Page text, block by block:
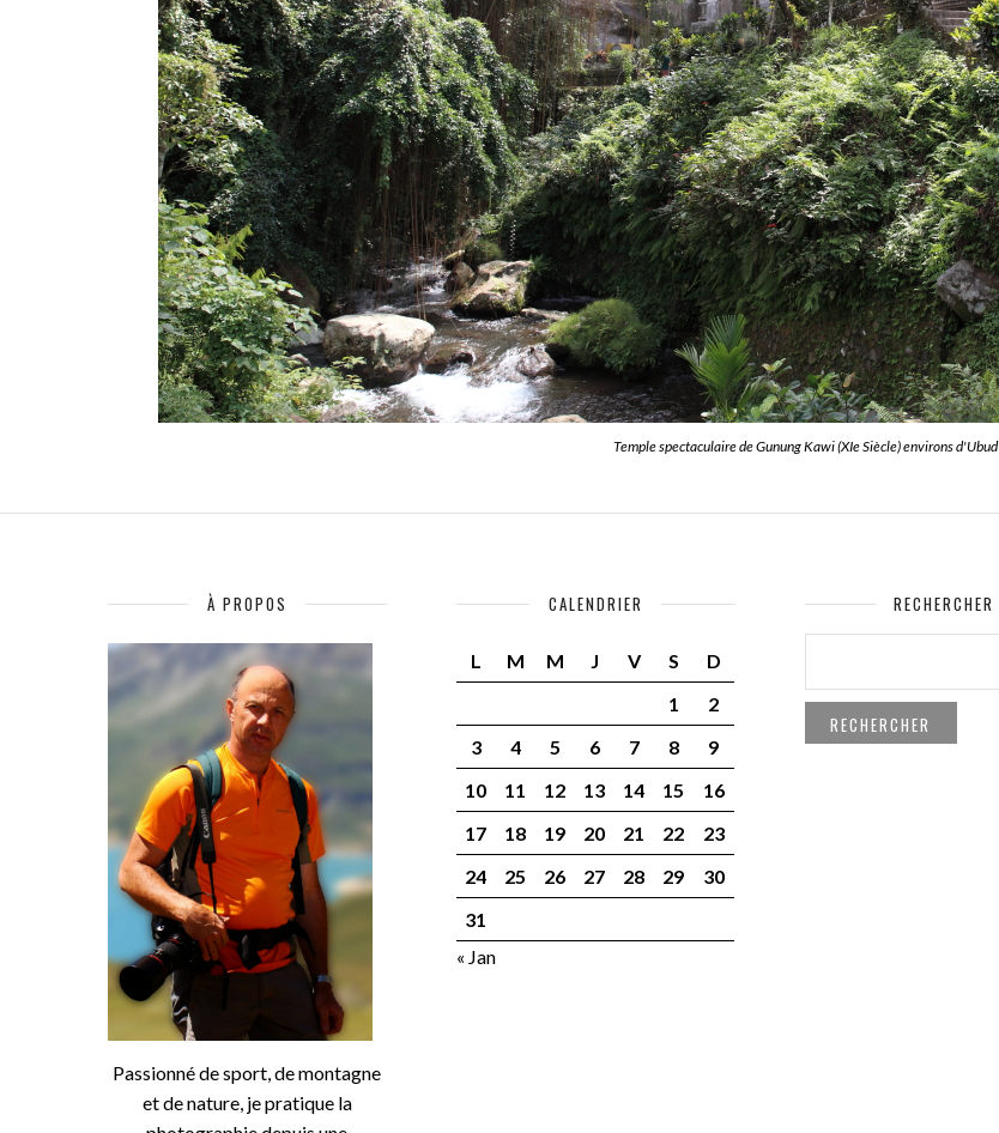
Temple spectaculaire de Gunung Kawi (XIe Siècle) environs d'Ubud
À PROPOS
Passionné de sport, de montagne
et de nature, je pratique la
CALENDRIER
L M M J V S
D
1
2
3
4 5 6 7 8
9
10
11 12 13 14 15
16
17
18 19 20 21 22
23
24
25 26 27 28 29
30
31
« Jan
RECHERCHER